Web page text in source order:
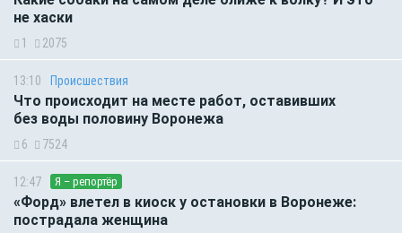
не хаски
1 2075
13:10 Происшествия
Что происходит на месте работ, оставивших
без воды половину Воронежа
6 7524
12:47 Я – репортёр
«Форд» влетел в киоск у остановки в Воронеже:
пострадала женщина